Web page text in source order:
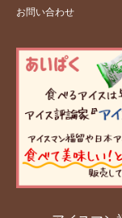
お問い合わせ